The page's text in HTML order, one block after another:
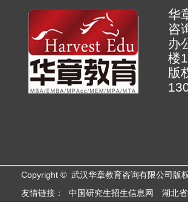
华
咨
办
版
Copyright © 武汉华章教育咨询有限公司版
友情链接：
中国研究生招生信息网 湖北